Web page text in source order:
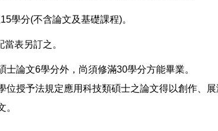
學分(不含論文及基礎課程)。
表另訂之。
士論文6學分外，尚須修滿30學分方能畢業。
位授予法規定應用科技類碩士之論文得以創作、
。